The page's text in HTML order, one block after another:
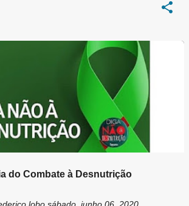
do Combate à Desnutrição
lobo sábado, junho 06, 2020